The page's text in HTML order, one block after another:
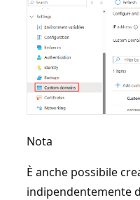
Nota
È anche possibile
indipendentemente